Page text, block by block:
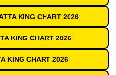
KING CHART 2026
KING CHART 2026
KING CHART 2026